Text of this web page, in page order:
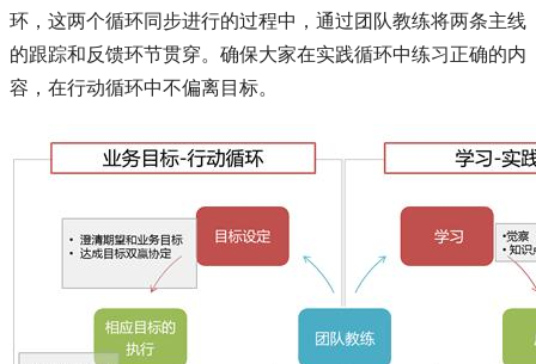
环，这两个循环同步进行的过程中，通过团队教练将两条主线
的跟踪和反馈环节贯穿。确保大家在实践循环中练习正确的内
容，在行动循环中不偏离目标。